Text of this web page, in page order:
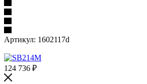
Артикул: 1602117d
124 736 ₽